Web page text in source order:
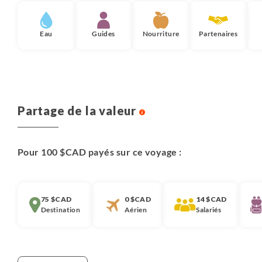
Eau Guides Nourriture Partenaires
Partage de la valeur
Pour 100 $CAD payés sur ce voyage :
75 $CAD
Destination
0 $CAD
Aérien
14 $CAD
Salariés